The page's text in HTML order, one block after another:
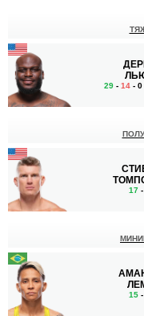
29 - 14 -
17 -
15 -